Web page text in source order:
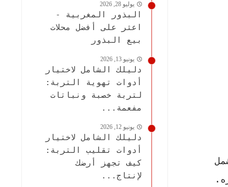
يوليو 28, 2026
البذور المغربية -
اعثر على أفضل محلات
بيع البذور
يونيو 13, 2026
دليلك الشامل لاختيار
أدوات تهوية التربة:
لتربة خصبة ونباتات
مفعمة...
يونيو 12, 2026
دليلك الشامل لاختيار
أدوات تقليب التربة:
كيف تجهز أرضك
لإنتاج...